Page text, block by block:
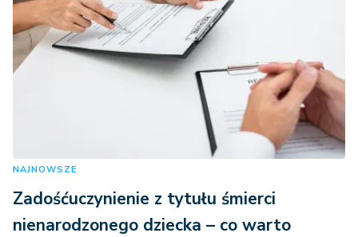
NAJNOWSZE
Zadośćuczynienie z tytułu śmierci
nienarodzonego dziecka – co warto